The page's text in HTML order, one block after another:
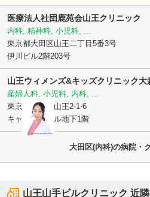
医療法人社団鹿苑会山王クリニック
内科, 精神科, 小児科, ...
東京都大田区山王二丁目5番3号
伊川ビル2階203号
山王ウィメンズ&キッズクリニック大
産婦人科, 小児科, 内科, ...
東京都大田区 山王2-1-6
キャビックビル地下1階
大田区(内科)の病院・
山王山手ビルクリニック 近